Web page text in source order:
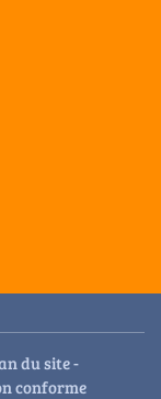
du site-
conforme